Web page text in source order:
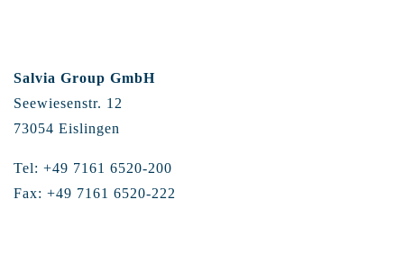
Salvia Group GmbH
Seewiesenstr. 12
73054 Eislingen
Tel: +49 7161 6520-200
Fax: +49 7161 6520-222